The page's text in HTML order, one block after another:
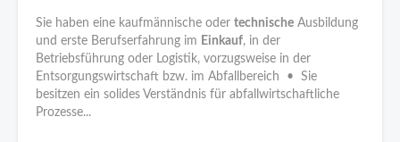
Sie haben eine kaufmännische oder technische Ausbildung
und erste Berufserfahrung im Einkauf, in der
Betriebsführung oder Logistik, vorzugsweise in der
Entsorgungswirtschaft bzw. im Abfallbereich • Sie
besitzen ein solides Verständnis für abfallwirtschaftliche
Prozesse...